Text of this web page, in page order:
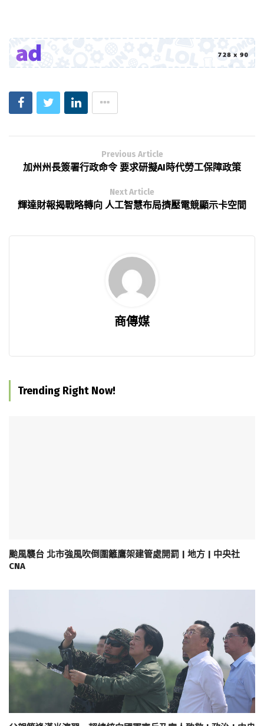
Previous Article
加州州長簽署行政命令 要求研擬AI時代勞工保障政策
Next Article
輝達財報揭戰略轉向 人工智慧布局擠壓電競顯示卡空間
商傳媒
Trending Right Now!
颱風襲台 北市強風吹倒圍籬鷹架建管處開罰 | 地方 | 中央社
CNA